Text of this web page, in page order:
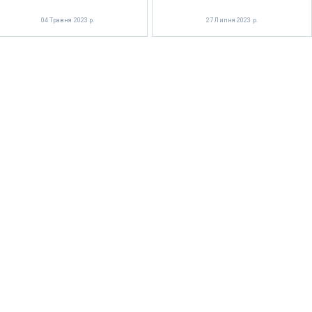
04 Травня 2023 р. 27 Липня 2023 р.